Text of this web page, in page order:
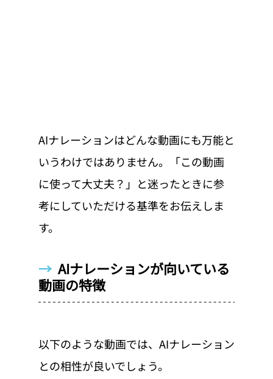
AIナレーションはどんな動画にも万能と
いうわけではありません。「この動画
に使って大丈夫？」と迷ったときに参
考にしていただける基準をお伝えしま
す。
→ AIナレーションが向いている
動画の特徴
以下のような動画では、AIナレーション
との相性が良いでしょう。